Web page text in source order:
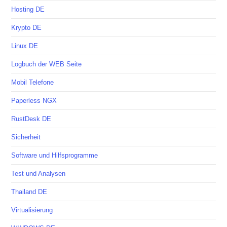
Hosting DE
Krypto DE
Linux DE
Logbuch der WEB Seite
Mobil Telefone
Paperless NGX
RustDesk DE
Sicherheit
Software und Hilfsprogramme
Test und Analysen
Thailand DE
Virtualisierung